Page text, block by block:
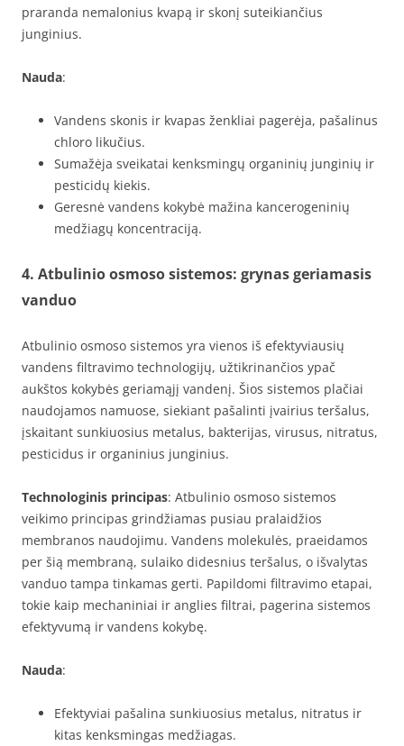
praranda nemalonius kvapą ir skonį suteikiančius
junginius.
Nauda:
Vandens skonis ir kvapas ženkliai pagerėja, pašalinus
chloro likučius.
Sumažėja sveikatai kenksmingų organinių junginių ir
pesticidų kiekis.
Geresnė vandens kokybė mažina kancerogeninių
medžiagų koncentraciją.
4. Atbulinio osmoso sistemos: grynas geriamasis
vanduo
Atbulinio osmoso sistemos yra vienos iš efektyviausių
vandens filtravimo technologijų, užtikrinančios ypač
aukštos kokybės geriamąjį vandenį. Šios sistemos plačiai
naudojamos namuose, siekiant pašalinti įvairius teršalus,
įskaitant sunkiuosius metalus, bakterijas, virusus, nitratus,
pesticidus ir organinius junginius.
Technologinis principas: Atbulinio osmoso sistemos
veikimo principas grindžiamas pusiau pralaidžios
membranos naudojimu. Vandens molekulės, praeidamos
per šią membraną, sulaiko didesnius teršalus, o išvalytas
vanduo tampa tinkamas gerti. Papildomi filtravimo etapai,
tokie kaip mechaniniai ir anglies filtrai, pagerina sistemos
efektyvumą ir vandens kokybę.
Nauda:
Efektyviai pašalina sunkiuosius metalus, nitratus ir
kitas kenksmingas medžiagas.